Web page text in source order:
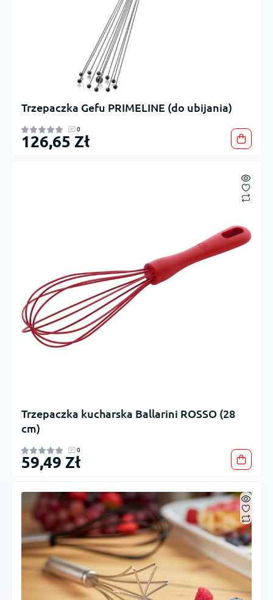
Trzepaczka Gefu PRIMELINE (do ubijania)
0
126,65 Zł
Trzepaczka kucharska Ballarini ROSSO (28
cm)
0
59,49 Zł